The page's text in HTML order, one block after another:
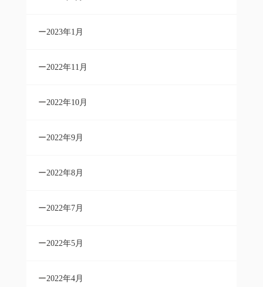
2023年1月
2022年11月
2022年10月
2022年9月
2022年8月
2022年7月
2022年5月
2022年4月